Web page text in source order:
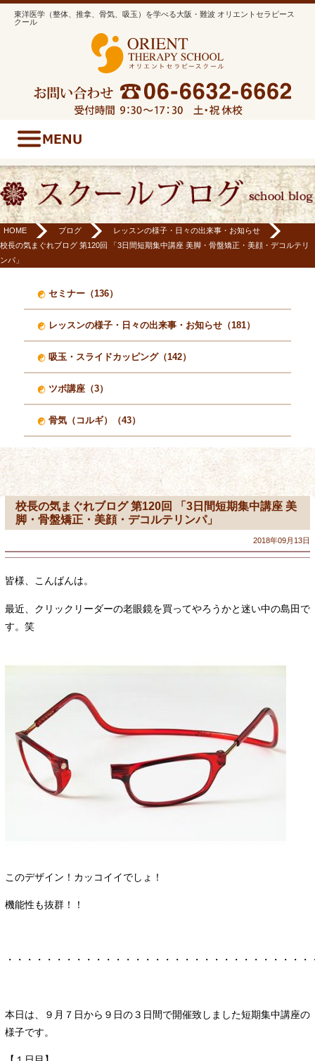
東洋医学（整体、推拿、骨気、吸玉）を学べる大阪・難波 オリエントセラピース
クール
HOME ブログ
レッスンの様子・日々の出来事・お知らせ
校長の気まぐれブログ 第120回 「3日間短期集中講座 美脚・骨盤矯正・美顔・デコルテリ
ンパ」
セミナー（136）
レッスンの様子・日々の出来事・お知らせ（181）
吸玉・スライドカッピング（142）
ツボ講座（3）
骨気（コルギ）（43）
校長の気まぐれブログ 第120回 「3日間短期集中講座 美
脚・骨盤矯正・美顔・デコルテリンパ」
2018年09月13日
皆様、こんばんは。
最近、クリックリーダーの老眼鏡を買ってやろうかと迷い中の島田で
す。笑
このデザイン！カッコイイでしょ！
機能性も抜群！！
・・・・・・・・・・・・・・・・・・・・・・・・・・・・・・・
本日は、９月７日から９日の３日間で開催致しました短期集中講座の
様子です。